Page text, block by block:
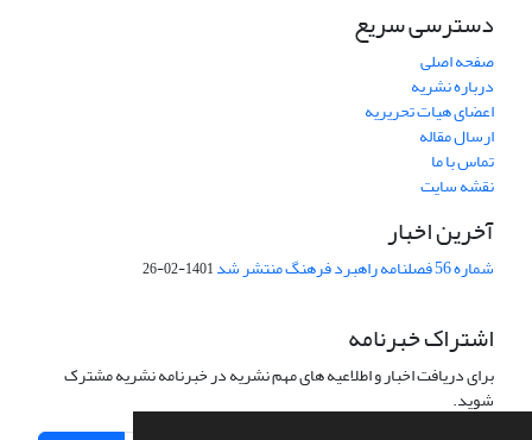
دسترسی سریع
صفحه اصلی
درباره نشریه
اعضای هیات تحریریه
ارسال مقاله
تماس با ما
نقشه سایت
آخرین اخبار
شماره 56 فصلنامه راهبرد فرهنگ منتشر شد 1401-02-26
اشتراک خبرنامه
برای دریافت اخبار و اطلاعیه های مهم نشریه در خبرنامه نشریه مشترک
شوید.